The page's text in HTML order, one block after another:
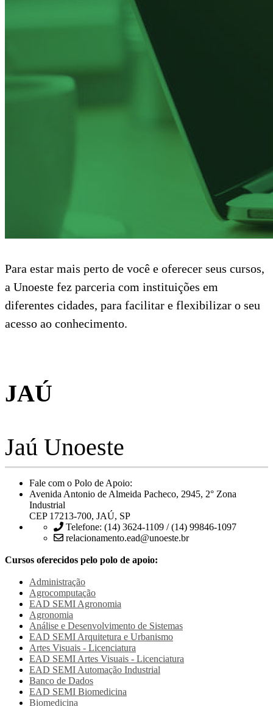
Para estar mais perto de você e oferecer seus cursos,
a Unoeste fez parceria com instituições em
diferentes cidades, para facilitar e flexibilizar o seu
acesso ao conhecimento.
JAÚ
Jaú Unoeste
Fale com o Polo de Apoio:
Avenida Antonio de Almeida Pacheco, 2945, 2° Zona
Industrial
CEP 17213-700, JAÚ, SP
Telefone: (14) 3624-1109 / (14) 99846-1097
relacionamento.ead@unoeste.br
Cursos oferecidos pelo polo de apoio:
Administração
Agrocomputação
EAD SEMI Agronomia
Agronomia
Análise e Desenvolvimento de Sistemas
EAD SEMI Arquitetura e Urbanismo
Artes Visuais - Licenciatura
EAD SEMI Artes Visuais - Licenciatura
EAD SEMI Automação Industrial
Banco de Dados
EAD SEMI Biomedicina
Biomedicina